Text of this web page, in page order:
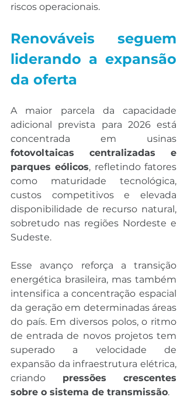
riscos operacionais.
Renováveis seguem
liderando a expansão
da oferta
A maior parcela da capacidade
adicional prevista para 2026 está
fotovoltaicas centralizadas e
parques eólicos, refletindo fatores
como maturidade tecnológica,
custos competitivos e elevada
disponibilidade de recurso natural,
sobretudo nas regiões Nordeste e
Sudeste.
Esse avanço reforça a transição
energética brasileira, mas também
intensifica a concentração espacial
da geração em determinadas áreas
do país. Em diversos polos, o ritmo
de entrada de novos projetos tem
superado a velocidade de
expansão da infraestrutura elétrica,
criando pressões crescentes
sobre o sistema de transmissão.